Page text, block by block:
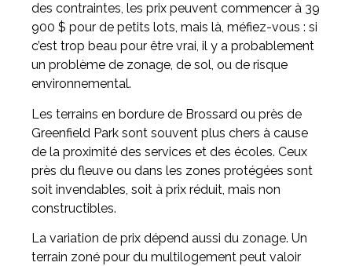
des contraintes, les prix peuvent commencer à 39
900 $ pour de petits lots, mais là, méfiez-vous : si
c’est trop beau pour être vrai, il y a probablement
un problème de zonage, de sol, ou de risque
environnemental.
Les terrains en bordure de Brossard ou près de
Greenfield Park sont souvent plus chers à cause
de la proximité des services et des écoles. Ceux
près du fleuve ou dans les zones protégées sont
soit invendables, soit à prix réduit, mais non
constructibles.
La variation de prix dépend aussi du zonage. Un
terrain zoné pour du multilogement peut valoir